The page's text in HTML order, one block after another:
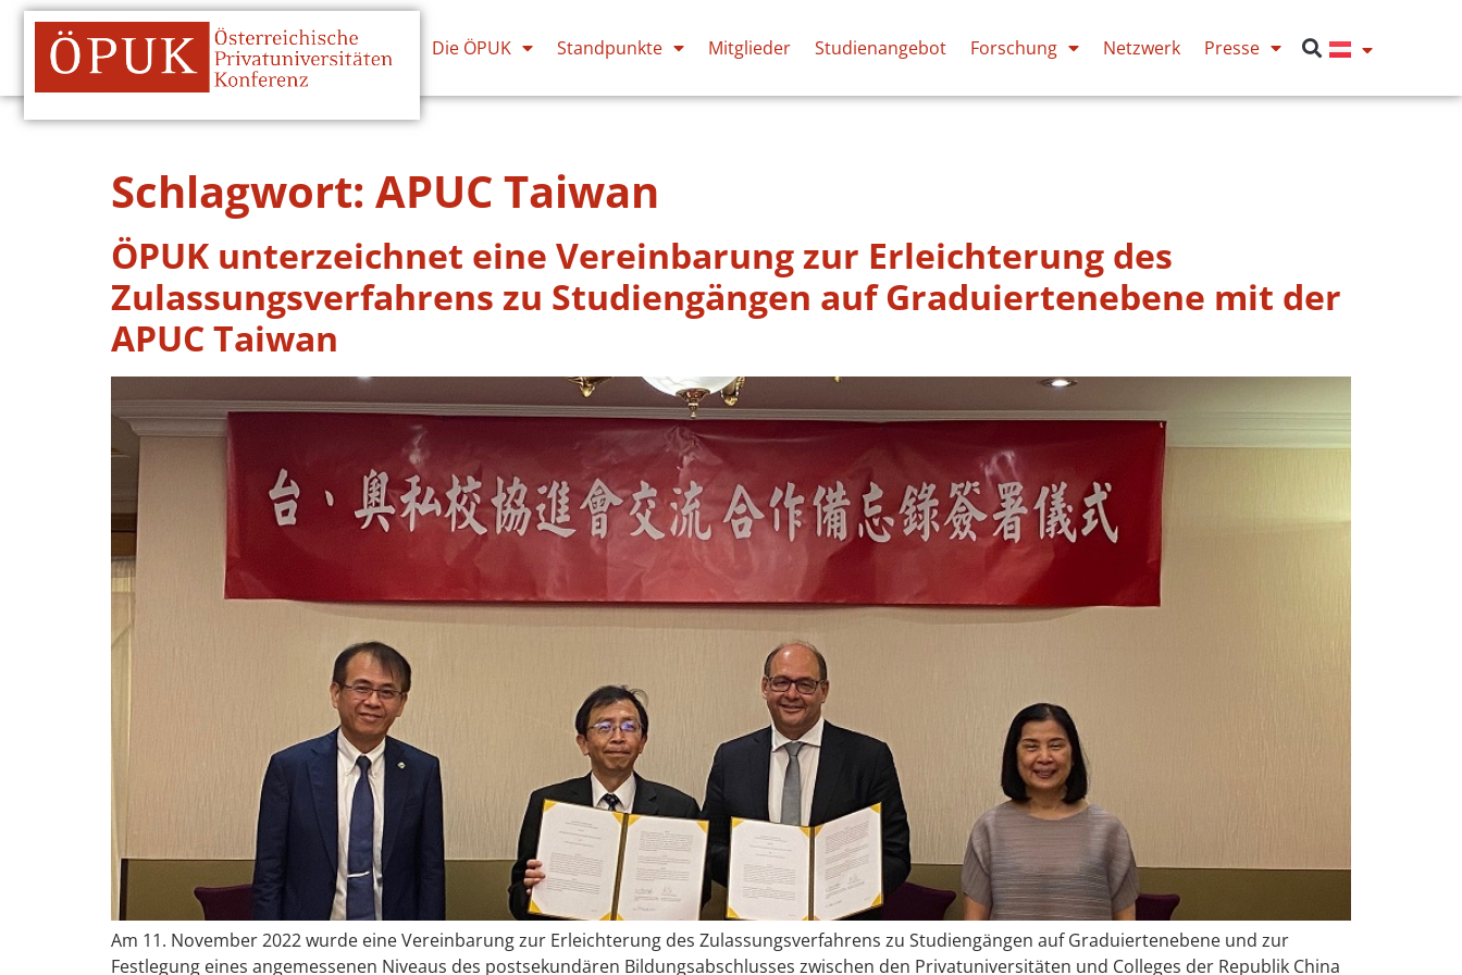
Die ÖPUK Standpunkte Mitglieder Studienangebot Forschung Netzwerk Presse
Schlagwort: APUC Taiwan
ÖPUK unterzeichnet eine Vereinbarung zur Erleichterung des
Zulassungsverfahrens zu Studiengängen auf Graduiertenebene mit der
APUC Taiwan
Am 11. November 2022 wurde eine Vereinbarung zur Erleichterung des Zulassungsverfahrens zu Studiengängen auf Graduiertenebene und zur
Festlegung eines angemessenen Niveaus des postsekundären Bildungsabschlusses zwischen den Privatuniversitäten und Colleges der Republik China